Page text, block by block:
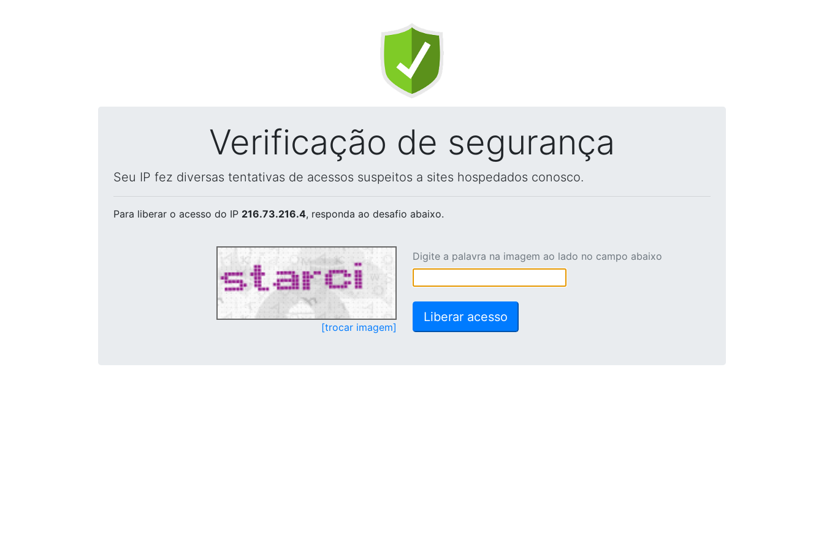
Verificação de segurança
Seu IP fez diversas tentativas de acessos suspeitos a sites hospedados conosco.
Para liberar o acesso do IP 216.73.216.4, responda ao desafio abaixo.
[trocar imagem]
Digite a palavra na imagem ao lado no campo abaixo